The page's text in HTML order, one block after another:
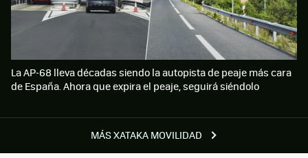
MÁS XATAKA MOVILIDAD
La AP-68 lleva décadas siendo la autopista de peaje más cara
de España. Ahora que expira el peaje, seguirá siéndolo